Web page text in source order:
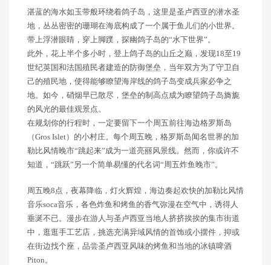
湛蓝的海水如玉带般环绕着鸽子岛，这里是圣卢西亚的潜水圣
地，丛丛密密的珊瑚在海底构成了一个属于鱼儿们的小世界。
带上浮潜眼睛，穿上脚蹼，探幽鸽子岛的“水下世界”。
此外，花上半个多小时，登上鸽子岛的山丘之巅，发现18至19
世纪英国和法国殖民者建造的防御堡垒，当年双方为了守卫自
己的殖民地，使得能够瞭望海岸线的鸽子岛变成兵家必争之
地。如今，硝烟早已散尽，堡垒的制高点成为瞭望鸽子岛旖旎
的风光的最佳观景点。
在规划你的行程时，一定要留下一个周五前往海边格罗斯岛
（Gros Islet）的小村庄。每个周五晚，格罗斯岛闻名世界的加
勒比风情晚市“跳起来”成为一道亮丽风景线。然而，你或许不
知道，“跳跃”另一个简单易懂的代名词“周五炸鱼晚市”。
周五晚8点，夜幕降临，灯火辉煌，海边奏起欢快的加勒比风情
音乐soca音乐，各色炸鱼和烤鱼的香气弥漫在空气中，诱得人
垂涎不已。漫步在游人与圣卢西亚当地人挤挤挨挨的集市街道
中，逛逛手工艺店，挑选充满异域风情的首饰或小摆件，抑或
在街边找个座，品尝圣卢西亚风味的烤鱼和当地的冰镇啤酒
Piton。